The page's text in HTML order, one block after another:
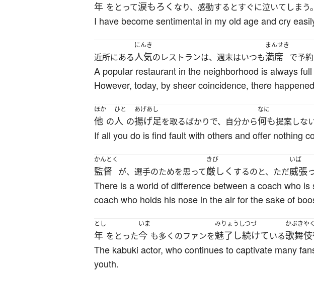
年 をとって涙もろく なり、感動するとすぐに泣いてしまう。
I have become sentimental in my old age and cry
近所にある
にんき
人気のレストランは、週末はいつも
まんせき
満席 で予
A popular restaurant in the neighborhood is always
However, today, by sheer coincidence, there
ほか
他 の
ひと
人 の
あげあし
揚げ足を取るばかりで、自分から
なに
何も提案しな
If all you do is find fault with others and offer nothing
かんとく
監督 が、選手のためを思って
きび
厳しく するのと、ただ
いば
威張
There is a world of difference between a coach who
coach who holds his nose in the air for the sake of
とし
年 をとった
いま
今 も多くのファンを
みりょうしつづ
魅了し続けている
かぶきや
歌舞
The kabuki actor, who continues to captivate many
youth.